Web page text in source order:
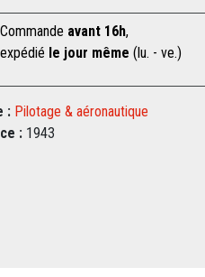
Commande avant 16h,
expédié le jour même (lu. - ve.)
: Pilotage & aéronautique
:1943